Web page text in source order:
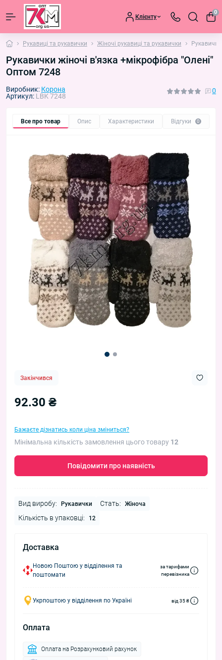
Клієнту
0
Рукавиці та рукавички Жіночі рукавиці та рукавички
Рукавички жіночі в'язка +мікрофібра "Олені"
Оптом 7248
Виробник: Корона
Артикул: LBK 7248
0
Все про товар Опис Характеристики Відгуки 0
Закінчився
92.30 ₴
Бажаєте дізнатись коли ціна зміниться?
Мінімальна кількість замовлення цього товару 12
Повідомити про наявність
Вид виробу: Рукавички Стать: Жіноча
Кількість в упаковці: 12
Доставка
Новою Поштою у відділення та
поштомати
за тарифами
перевізника
Укрпоштою у відділення по Україні від 35 ₴
Оплата
Оплата на Розрахунковий рахунок